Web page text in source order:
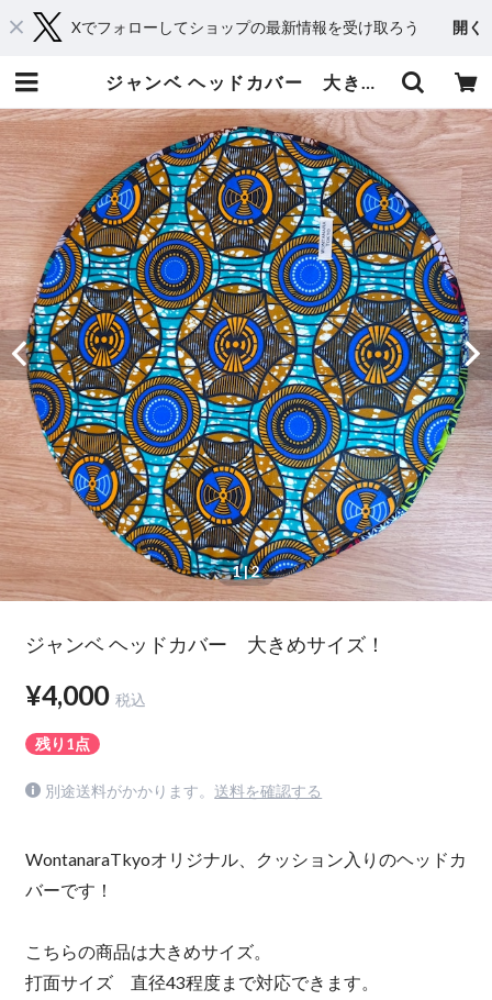
Xでフォローしてショップの最新情報を受け取ろう 開く
ジャンベ ヘッドカバー 大きめサイズ！ | WONTANARA TOKYO
1| 2
ジャンベ ヘッドカバー 大きめサイズ！
¥4,000 税込
残り1点
別途送料がかかります。 送料を確認する
WontanaraTkyoオリジナル、クッション入りのヘッドカ
バーです！
こちらの商品は大きめサイズ。
打面サイズ 直径43程度まで対応できます。